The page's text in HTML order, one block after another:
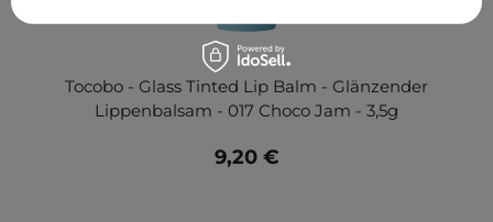
Tocobo - Glass Tinted Lip Balm - Glänzender
Lippenbalsam - 017 Choco Jam - 3,5g
9,20 €